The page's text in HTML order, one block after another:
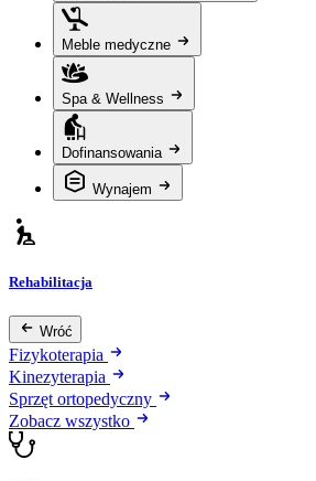
Meble medyczne
Spa & Wellness
Dofinansowania
Wynajem
Rehabilitacja
Wróć
Fizykoterapia
Kinezyterapia
Sprzęt ortopedyczny
Zobacz wszystko